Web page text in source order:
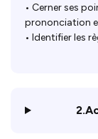
• Cerner ses
prononciation
• Identifier les